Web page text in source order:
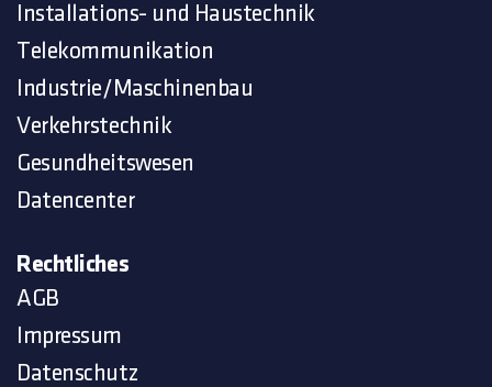
Installations- und Haustechnik
Telekommunikation
Industrie/Maschinenbau
Verkehrstechnik
Gesundheitswesen
Datencenter
Rechtliches
AGB
Impressum
Datenschutz